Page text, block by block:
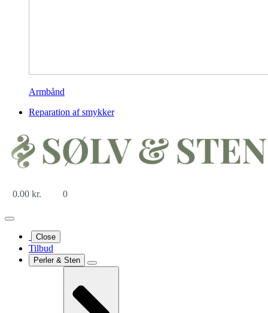
Armbånd
Reparation af smykker
0.00 kr. 0
Close
Tilbud
Perler & Sten